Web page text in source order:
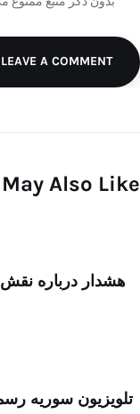
LEAVE A COMMENT
Also Like
هشدار درباره نقش
تلویزیون سوریه